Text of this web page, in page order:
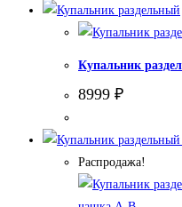
11900 ₽.
Купальник
8999 ₽
Распродажа!